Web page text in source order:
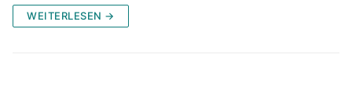
WEITERLESEN →